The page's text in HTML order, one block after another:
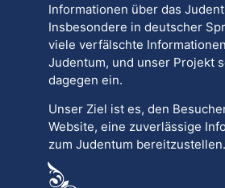
Informationen über das
Insbesondere in deutscher
viele verfälschte
Judentum, und unser Projekt
dagegen ein.
Unser Ziel ist es, den
Website, eine zuverlässige
zum Judentum bereitzustellen.